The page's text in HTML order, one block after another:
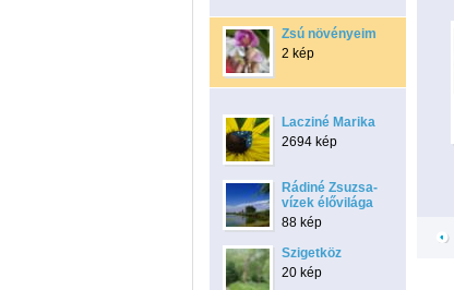
Zsú növényeim
2 kép
Lacziné Marika
2694 kép
Rádiné Zsuzsa-
vízek élővilága
88 kép
Szigetköz
20 kép